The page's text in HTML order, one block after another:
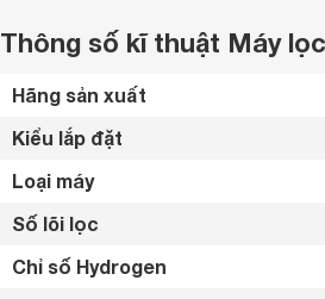
Thông số kĩ thuật Máy
Hãng sản xuất
Kiểu lắp đặt
Loại máy
Số lõi lọc
Chỉ số Hydrogen